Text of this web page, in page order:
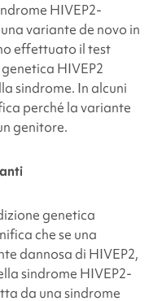
HIVEP2-
variante de novo in
effettuato il test
HIVEP2
sindrome. In alcuni
perché la variante
genitore.
genetica
che se una
dannosa di HIVEP2,
sindrome HIVEP2-
da una sindrome